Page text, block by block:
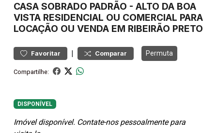
CASA SOBRADO PADRÃO - ALTO DA BOA
VISTA RESIDENCIAL OU COMERCIAL PARA
LOCAÇÃO OU VENDA EM RIBEIRÃO PRETO
Favoritar | Comparar Permuta
Compartilhe:
DISPONÍVEL
Imóvel disponível. Contate-nos pessoalmente para